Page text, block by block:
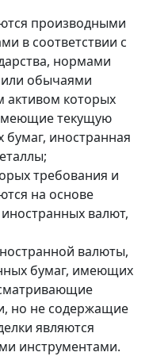
производными
в соответствии с
нормами
обычаями
активом которых
текущую
иностранная
требования и
на основе
валют,
валюты,
бумаг, имеющих
но не содержащие
являются
инструментами.